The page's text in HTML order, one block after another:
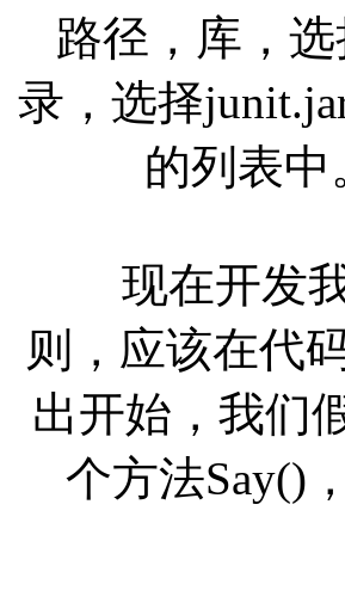
路径，库，
录，选择
的列表中
现在开发我
则，应该在代
出开始，我们
个方法Say()